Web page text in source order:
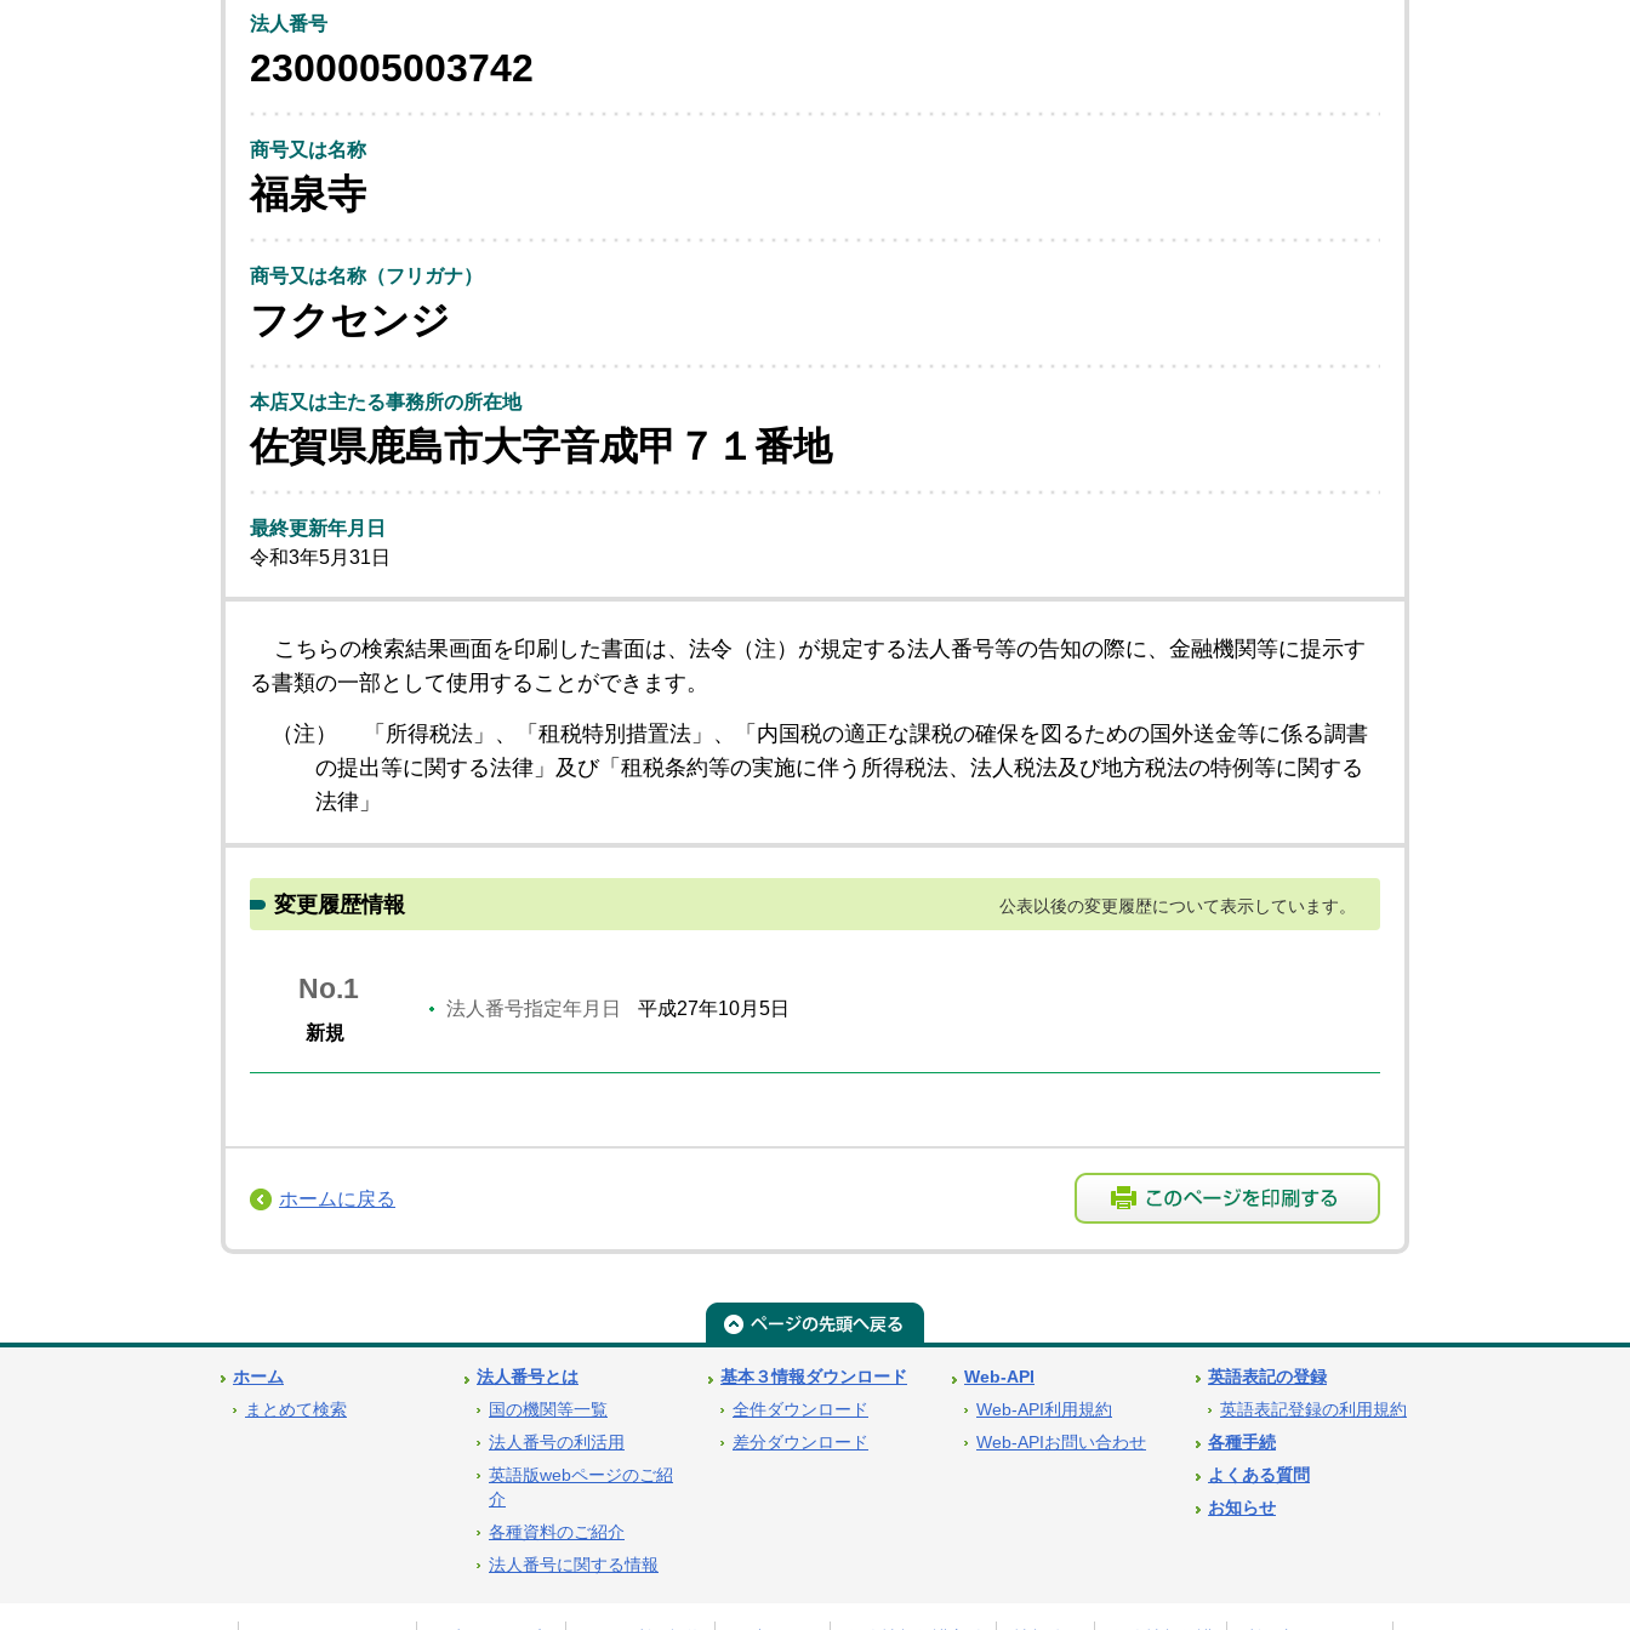
法人番号
2300005003742
商号又は名称
福泉寺
商号又は名称（フリガナ）
フクセンジ
本店又は主たる事務所の所在地
佐賀県鹿島市大字音成甲７１番地
最終更新年月日
令和3年5月31日
こちらの検索結果画面を印刷した書面は、法令（注）が規定する法人番号等の告知の際に、金融機関等に提示す
る書類の一部として使用することができます。
（注）
「所得税法」、「租税特別措置法」、「内国税の適正な課税の確保を図るための国外送金等に係る調書
の提出等に関する法律」及び「租税条約等の実施に伴う所得税法、法人税法及び地方税法の特例等に関する
法律」
変更履歴情報 公表以後の変更履歴について表示しています。
No.1
新規
法人番号指定年月日 平成27年10月5日
ホームに戻る
ホーム
まとめて検索
法人番号とは
国の機関等一覧
法人番号の利活用
英語版webページのご紹
介
各種資料のご紹介
法人番号に関する情報
基本３情報ダウンロード
全件ダウンロード
差分ダウンロード
Web-API
Web-API利用規約
Web-APIお問い合わせ
英語表記の登録
英語表記登録の利用規約
各種手続
よくある質問
お知らせ